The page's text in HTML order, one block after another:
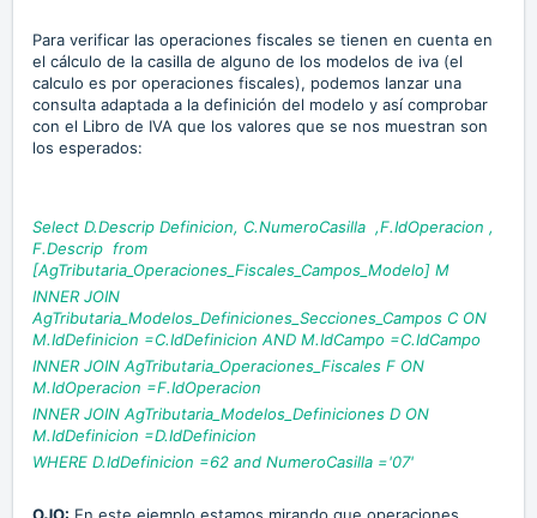
Para verificar las operaciones fiscales se tienen en cuenta en
el cálculo de la casilla de alguno de los modelos de iva (el
calculo es por operaciones fiscales), podemos lanzar una
consulta adaptada a la definición del modelo y así comprobar
con el Libro de IVA que los valores que se nos muestran son
los esperados:
Select D.Descrip Definicion, C.NumeroCasilla ,F.IdOperacion ,
F.Descrip from
[AgTributaria_Operaciones_Fiscales_Campos_Modelo] M
INNER JOIN
AgTributaria_Modelos_Definiciones_Secciones_Campos C ON
M.IdDefinicion =C.IdDefinicion AND M.IdCampo =C.IdCampo
INNER JOIN AgTributaria_Operaciones_Fiscales F ON
M.IdOperacion =F.IdOperacion
INNER JOIN AgTributaria_Modelos_Definiciones D ON
M.IdDefinicion =D.IdDefinicion
WHERE D.IdDefinicion =62 and NumeroCasilla ='07'